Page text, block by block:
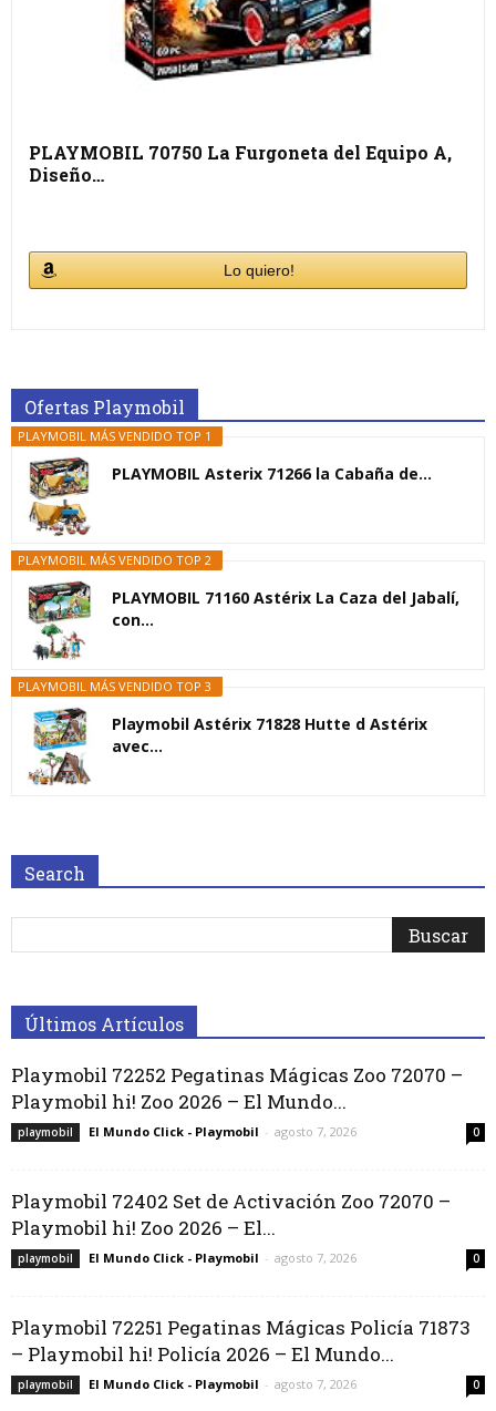
PLAYMOBIL 70750 La Furgoneta del Equipo A,
Diseño…
Lo quiero!
Ofertas Playmobil
PLAYMOBIL MÁS VENDIDO TOP 1
PLAYMOBIL Asterix 71266 la Cabaña de...
PLAYMOBIL MÁS VENDIDO TOP 2
PLAYMOBIL 71160 Astérix La Caza del Jabalí,
con...
PLAYMOBIL MÁS VENDIDO TOP 3
Playmobil Astérix 71828 Hutte d Astérix
avec...
Search
Últimos Artículos
Playmobil 72252 Pegatinas Mágicas Zoo 72070 –
Playmobil hi! Zoo 2026 – El Mundo...
playmobil El Mundo Click - Playmobil - agosto 7, 2026 0
Playmobil 72402 Set de Activación Zoo 72070 –
Playmobil hi! Zoo 2026 – El...
playmobil El Mundo Click - Playmobil - agosto 7, 2026 0
Playmobil 72251 Pegatinas Mágicas Policía 71873
– Playmobil hi! Policía 2026 – El Mundo...
playmobil El Mundo Click - Playmobil - agosto 7, 2026 0